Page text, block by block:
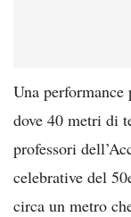
Una
dove 40 metri di
professori
celebrative del
circa un metro